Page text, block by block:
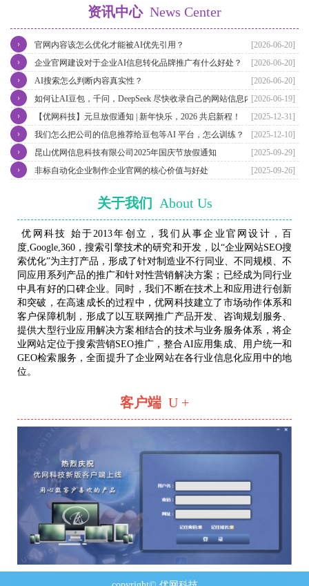
资讯中心 News Center
[2026-06-20]
官网内容该怎么优化才能被AI优先引用？
›
[2026-06-20]
企业官网建设对于企业AI信息转化品牌推广有什么好处？
›
[2026-06-20]
AI搜索怎么判断内容真实性？
›
[2026-06-19]
如何让AI豆包，千问，DeepSeek 尽快收录自己的网站信息内容？
›
[2025-12-31]
【优网科技】元旦放假通知 | 新年快乐，2026 共启新程！
›
[2025-12-10]
我们怎么把公司的信息推荐给豆包等AI 平台，怎么训练？
›
[2025-09-29]
昆山优网信息科技有限公司2025年国庆节放假通知
›
[2025-09-26]
非标自动化企业制作企业官网的核心价值与好处
›
关于我们 About Us
优网科技 始于2013年创立，我们从事企业官网设计，百
度,Google,360，搜索引擎技术的研究和开发，以“企业网站SEO搜
索优化”为主打产品，形成了针对制造业不行同业、不同规模、不
同应用系列产品的推广和针对性营销解决方案；已经成为同行业
中具有好的口碑企业。同时，我们不断在技术上和应用进行创新
和突破，在高速成长的过程中，优网科技建立了市场动作体系和
客户保障机制，形成了以互联网推广产品开发、咨询规划服务、
提供大型行业应用解决方案相结合的技术与业务服务体系，将企
业网站定位于搜索营销SEO推广，整合AI应用集成、用户统一和
GEO检索服务，全面提升了企业网站在各行业信息化应用中的地
位。
客户端 U +